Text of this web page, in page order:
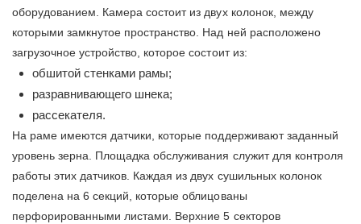
оборудованием. Камера состоит из двух колонок, между
которыми замкнутое пространство. Над ней расположено
загрузочное устройство, которое состоит из:
обшитой стенками рамы;
разравнивающего шнека;
рассекателя.
На раме имеются датчики, которые поддерживают заданный
уровень зерна. Площадка обслуживания служит для контроля
работы этих датчиков. Каждая из двух сушильных колонок
поделена на 6 секций, которые облицованы
перфорированными листами. Верхние 5 секторов